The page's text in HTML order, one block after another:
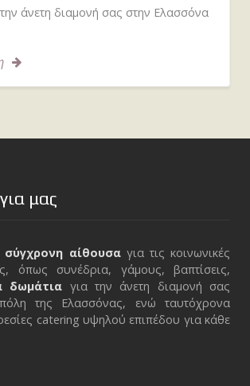
άνετη διαμονή σας στην Ελασσόνα
μας
σύγχρονη αίθουσαγια τις κοινωνικές
όπως συνέδρια, γάμους, βαπτίσεις,
δωμάτια για την άνετη διαμονή σας
της Ελασσόνας, ενώ ταυτόχρονα
catering υψηλού επιπέδου για κάθε